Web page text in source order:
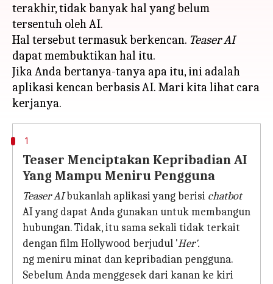
terakhir, tidak banyak hal yang belum
tersentuh oleh AI.
Hal tersebut termasuk berkencan. Teaser AI
dapat membuktikan hal itu.
Jika Anda bertanya-tanya apa itu, ini adalah
aplikasi kencan berbasis AI. Mari kita lihat cara
1
Teaser Menciptakan Kepribadian AI
Yang Mampu Meniru Pengguna
Teaser AIbukanlah aplikasi yang berisi chatbot
AI yang dapat Anda gunakan untuk membangun
hubungan. Tidak, itu sama sekali tidak terkait
dengan film Hollywood berjudul 'Her'.
ng meniru minat dan kepribadian pengguna.
Sebelum Anda menggesek dari kanan ke kiri